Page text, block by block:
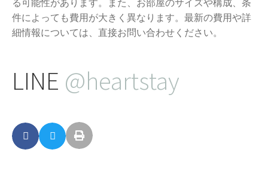
る可能性があります。また、お部屋のサイズや構成、条
件によっても費用が大きく異なります。最新の費用や詳
細情報については、直接お問い合わせください。
LINE @heartstay